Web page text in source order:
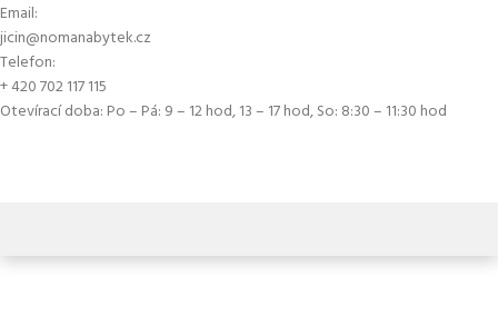
Email:
jicin@nomanabytek.cz
Telefon:
+ 420 702 117 115
Otevírací doba: Po – Pá: 9 – 12 hod, 13 – 17 hod, So: 8:30 – 11:30 hod